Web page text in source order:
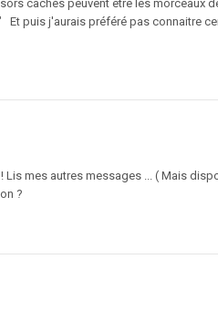
cachés peuvent être les morceaux
puis j'aurais préféré pas connaitre
mes autres messages ... ( Mais
?